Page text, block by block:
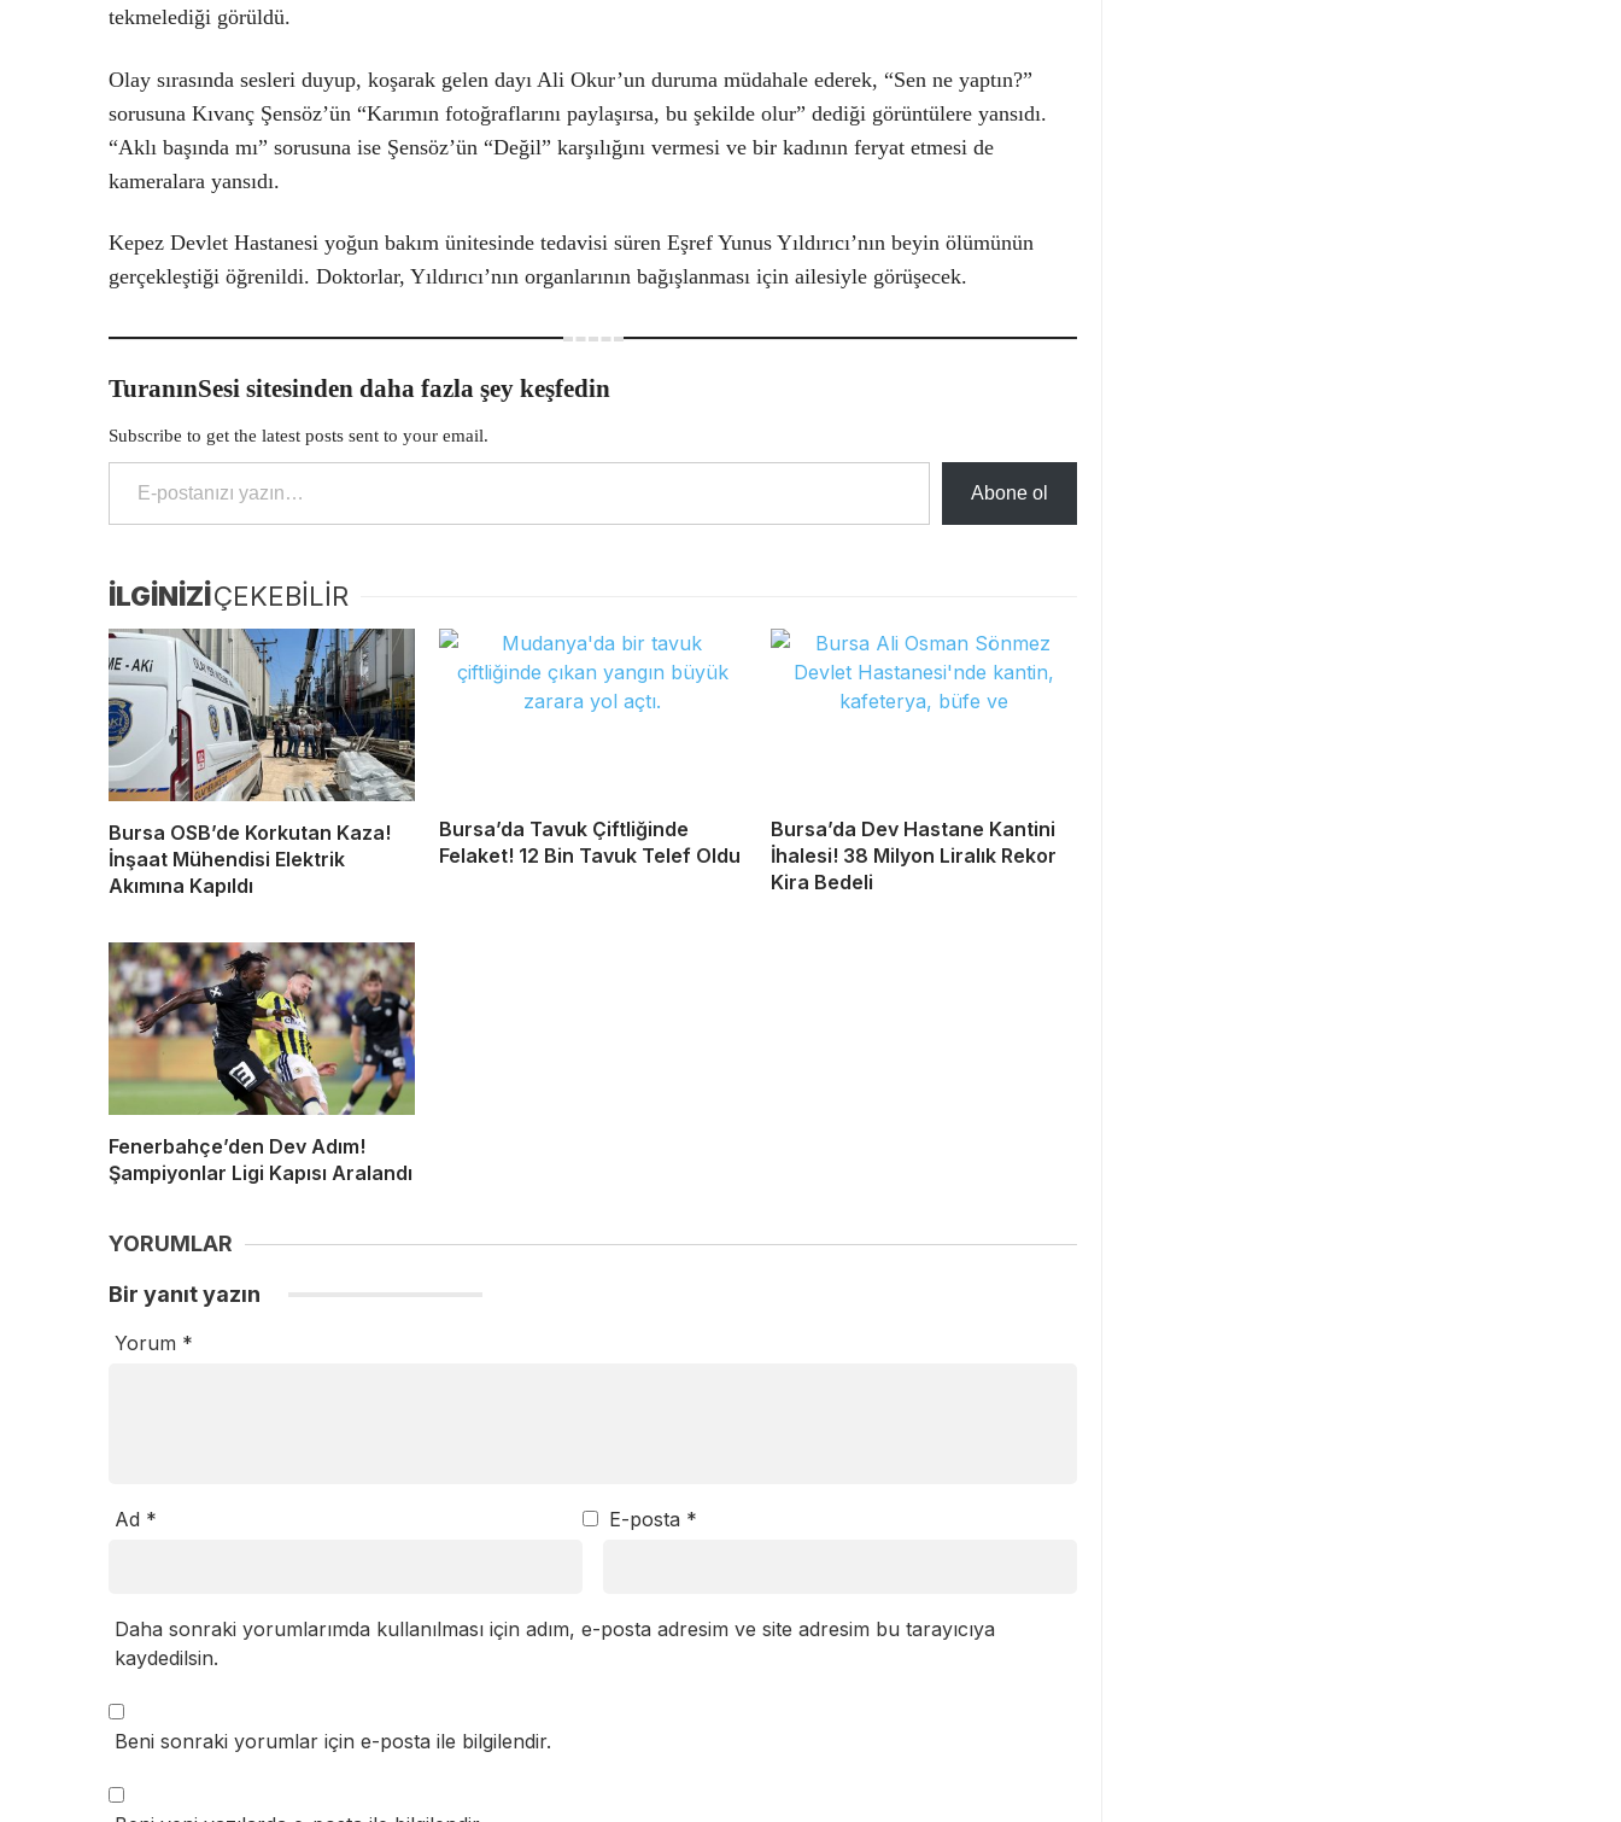
tekmelediği görüldü.
Olay sırasında sesleri duyup, koşarak gelen dayı Ali Okur’un duruma müdahale ederek, “Sen ne yaptın?”
sorusuna Kıvanç Şensöz’ün “Karımın fotoğraflarını paylaşırsa, bu şekilde olur” dediği görüntülere yansıdı.
“Aklı başında mı” sorusuna ise Şensöz’ün “Değil” karşılığını vermesi ve bir kadının feryat etmesi de
kameralara yansıdı.
Kepez Devlet Hastanesi yoğun bakım ünitesinde tedavisi süren Eşref Yunus Yıldırıcı’nın beyin ölümünün
gerçekleştiği öğrenildi. Doktorlar, Yıldırıcı’nın organlarının bağışlanması için ailesiyle görüşecek.
TuranınSesi sitesinden daha fazla şey keşfedin
Subscribe to get the latest posts sent to your email.
E-postanızı yazın…
Abone ol
İLGİNİZİÇEKEBİLİR
Bursa OSB’de Korkutan Kaza!
İnşaat Mühendisi Elektrik
Akımına Kapıldı
Bursa’da Tavuk Çiftliğinde
Felaket! 12 Bin Tavuk Telef Oldu
Bursa’da Dev Hastane Kantini
İhalesi! 38 Milyon Liralık Rekor
Kira Bedeli
Fenerbahçe’den Dev Adım!
Şampiyonlar Ligi Kapısı Aralandı
YORUMLAR
Bir yanıt yazın
Yorum *
Ad * E-posta *
Daha sonraki yorumlarımda kullanılması için adım, e-posta adresim ve site adresim bu tarayıcıya
kaydedilsin.
Beni sonraki yorumlar için e-posta ile bilgilendir.